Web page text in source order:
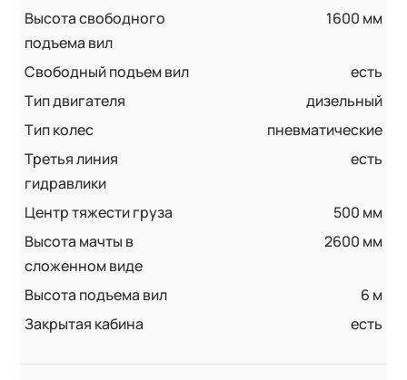
Высота свободного
подъема вил
1600 мм
Свободный подъем вил
есть
Тип двигателя
дизельный
Тип колес
пневматические
Третья линия
гидравлики
есть
Центр тяжести груза
500 мм
Высота мачты в
сложенном виде
2600 мм
Высота подъема вил
6 м
Закрытая кабина
есть